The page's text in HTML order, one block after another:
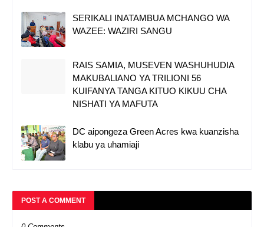
SERIKALI INATAMBUA MCHANGO WA
WAZEE: WAZIRI SANGU
RAIS SAMIA, MUSEVEN WASHUHUDIA
MAKUBALIANO YA TRILIONI 56
KUIFANYA TANGA KITUO KIKUU CHA
NISHATI YA MAFUTA
DC aipongeza Green Acres kwa kuanzisha
klabu ya uhamiaji
POST A COMMENT